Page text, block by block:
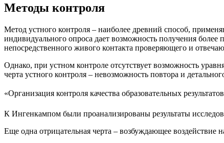
Методы контроля
Метод устного контроля – наиболее древний способ,
индивидуального опроса дает возможность получения
непосредственного живого контакта проверяющего и
Однако, при устном контроле отсутствует возможность
черта устного контроля – невозможность повтора и
«Организация контроля качества образовательных
К Ингенкампом были проанализированы результаты
Еще одна отрицательная черта – возбуждающее воздействие